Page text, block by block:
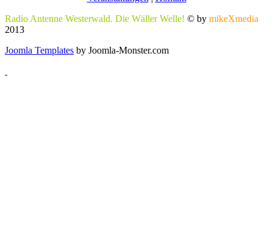
Radio Antenne Westerwald. Die Wäller Welle! © by mikeXmedia
2013
Joomla Templates by Joomla-Monster.com